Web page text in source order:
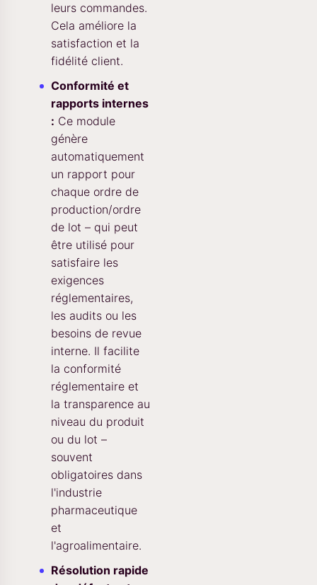
leurs commandes.
Cela améliore la
satisfaction et la
fidélité client.
Conformité et
rapports internes
: Ce module
génère
automatiquement
un rapport pour
chaque ordre de
production/ordre
de lot – qui peut
être utilisé pour
satisfaire les
exigences
réglementaires,
les audits ou les
besoins de revue
interne. Il facilite
la conformité
réglementaire et
la transparence au
niveau du produit
ou du lot –
souvent
obligatoires dans
l'industrie
pharmaceutique
et
l'agroalimentaire.
Résolution rapide